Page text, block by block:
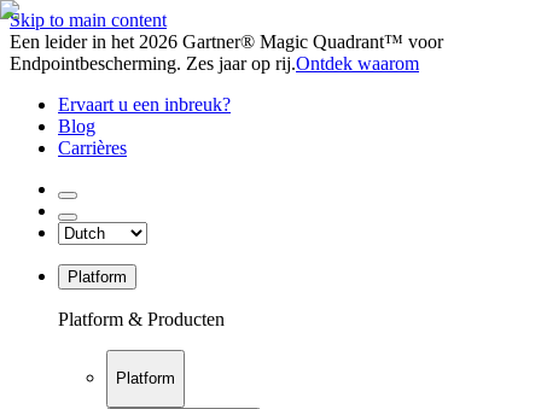
Skip to main content
Een leider in het 2026 Gartner® Magic Quadrant™ voor
Endpointbescherming. Zes jaar op rij.Ontdek waarom
Ervaart u een inbreuk?
Blog
Carrières
Platform
Platform & Producten
Platform